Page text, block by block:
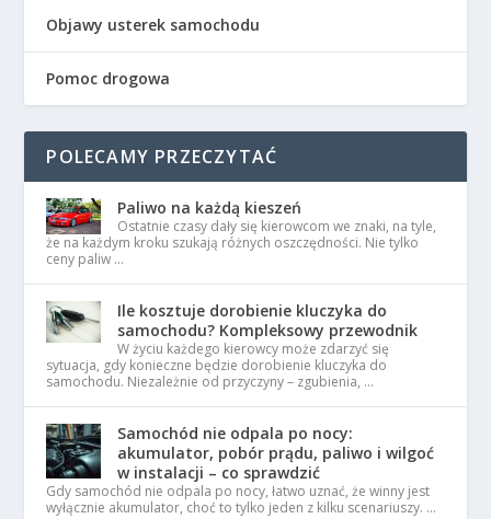
Objawy usterek samochodu
Pomoc drogowa
POLECAMY PRZECZYTAĆ
Paliwo na każdą kieszeń
Ostatnie czasy dały się kierowcom we znaki, na tyle,
że na każdym kroku szukają różnych oszczędności. Nie tylko
ceny paliw …
Ile kosztuje dorobienie kluczyka do
samochodu? Kompleksowy przewodnik
W życiu każdego kierowcy może zdarzyć się
sytuacja, gdy konieczne będzie dorobienie kluczyka do
samochodu. Niezależnie od przyczyny – zgubienia, …
Samochód nie odpala po nocy:
akumulator, pobór prądu, paliwo i wilgoć
w instalacji – co sprawdzić
Gdy samochód nie odpala po nocy, łatwo uznać, że winny jest
wyłącznie akumulator, choć to tylko jeden z kilku scenariuszy. …